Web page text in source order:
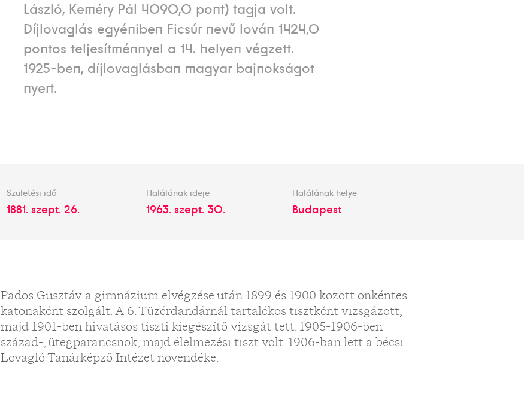
László, Keméry Pál 4090,0 pont) tagja volt.
Díjlovaglás egyéniben Ficsúr nevű lován 1424,0
pontos teljesítménnyel a 14. helyen végzett.
1925-ben, díjlovaglásban magyar bajnokságot
nyert.
Születési idő
1881. szept. 26.
Halálának ideje
1963. szept. 30.
Halálának helye
Budapest
Pados Gusztáv a gimnázium elvégzése után 1899 és 1900 között önkéntes
katonaként szolgált. A 6. Tüzérdandárnál tartalékos tisztként vizsgázott,
majd 1901-ben hivatásos tiszti kiegészítő vizsgát tett. 1905-1906-ben
század-, ütegparancsnok, majd élelmezési tiszt volt. 1906-ban lett a bécsi
Lovagló Tanárképző Intézet növendéke.